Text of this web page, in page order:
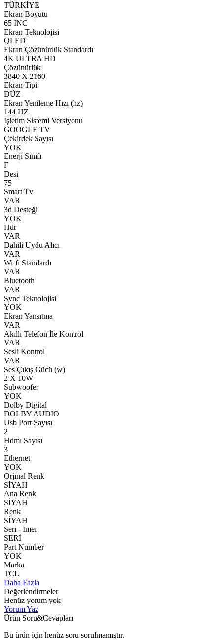
TÜRKİYE
Ekran Boyutu
65 INC
Ekran Teknolojisi
QLED
Ekran Çözünürlük Standardı
4K ULTRA HD
Çözünürlük
3840 X 2160
Ekran Tipi
DÜZ
Ekran Yenileme Hızı (hz)
144 HZ
İşletim Sistemi Versiyonu
GOOGLE TV
Çekirdek Sayısı
YOK
Enerji Sınıfı
F
Desi
75
Smart Tv
VAR
3d Desteği
YOK
Hdr
VAR
Dahili Uydu Alıcı
VAR
Wi-fi Standardı
VAR
Bluetooth
VAR
Sync Teknolojisi
YOK
Ekran Yansıtma
VAR
Akıllı Telefon İle Kontrol
VAR
Sesli Kontrol
VAR
Ses Çıkış Gücü (w)
2 X 10W
Subwoofer
YOK
Dolby Digital
DOLBY AUDIO
Usb Port Sayısı
2
Hdmı Sayısı
3
Ethernet
YOK
Orjınal Renk
SİYAH
Ana Renk
SİYAH
Renk
SİYAH
Seri - Imeı
SERİ
Part Number
YOK
Marka
TCL
Daha Fazla
Değerlendirmeler
Henüz yorum yok
Yorum Yaz
Ürün Soru&Cevapları
Bu ürün için henüz soru sorulmamıştır.